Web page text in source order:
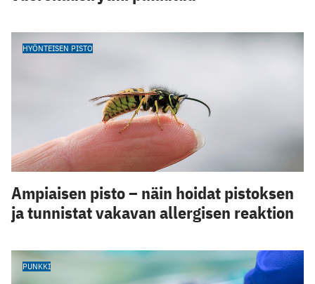
HYÖNTEISEN PISTO
Ampiaisen pisto – näin hoidat pistoksen
ja tunnistat vakavan allergisen reaktion
PUNKKI